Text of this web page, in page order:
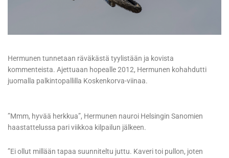
Hermunen tunnetaan räväkästä tyylistään ja kovista
kommenteista. Ajettuaan hopealle 2012, Hermunen kohahdutti
juomalla palkintopallilla Koskenkorva-viinaa.
”Mmm, hyvää herkkua”, Hermunen nauroi Helsingin Sanomien
haastattelussa pari viikkoa kilpailun jälkeen.
”Ei ollut millään tapaa suunniteltu juttu. Kaveri toi pullon, joten